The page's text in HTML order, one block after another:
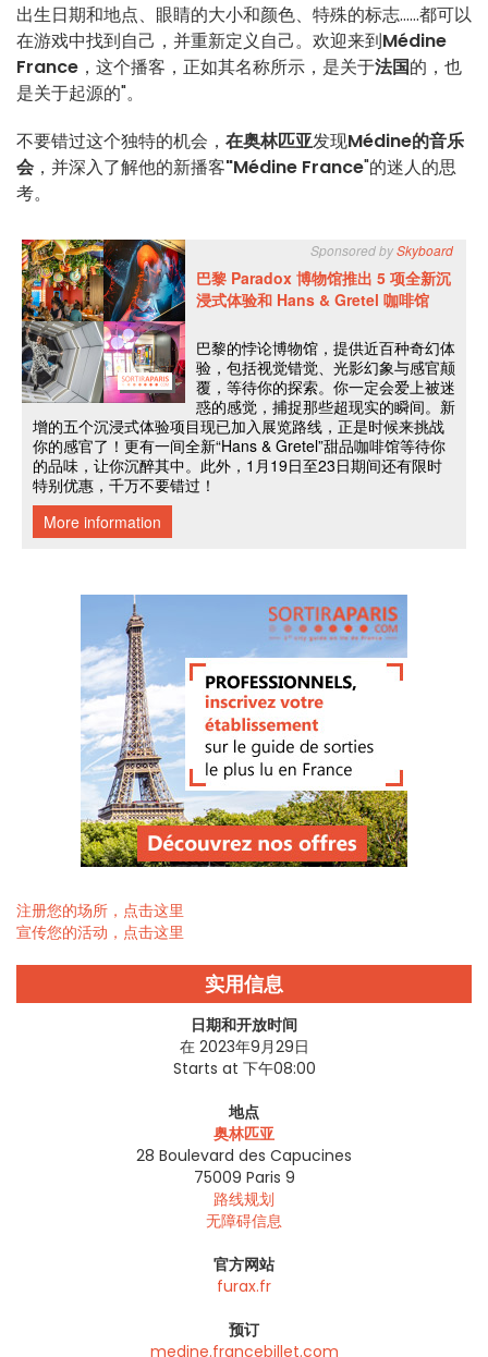
出生日期和地点、眼睛的大小和颜色、特殊的标志......都可以
在游戏中找到自己，并重新定义自己。欢迎来到Médine
France ，这个播客，正如其名称所示，是关于法国的，也
是关于起源的"。
不要错过这个独特的机会， 在奥林匹亚发现Médine的音乐
会 ，并深入了解他的新播客"Médine France"的迷人的思
考。
注册您的场所，点击这里
宣传您的活动，点击这里
实用信息
日期和开放时间
在 2023年9月29日
Starts at 下午08:00
地点
奥林匹亚
28 Boulevard des Capucines
75009 Paris 9
路线规划
无障碍信息
官方网站
furax.fr
预订
medine.francebillet.com